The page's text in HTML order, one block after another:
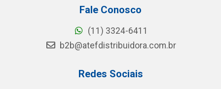
Fale Conosco
(11) 3324-6411
b2b@atefdistribuidora.com.br
Redes Sociais